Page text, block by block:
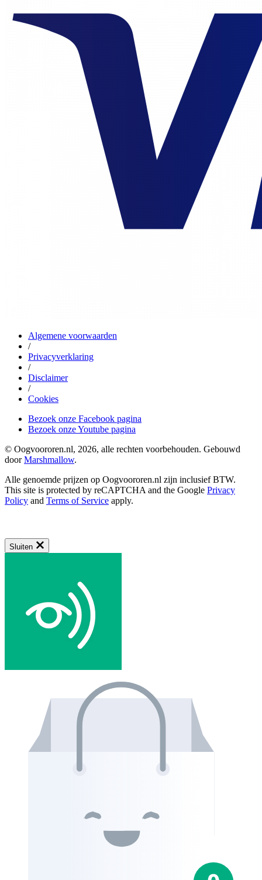
Algemene voorwaarden
/
Privacyverklaring
/
Disclaimer
/
Cookies
Bezoek onze Facebook pagina
Bezoek onze Youtube pagina
© Oogvoororen.nl, 2026, alle rechten voorbehouden. Gebouwd
doorMarshmallow.
Alle genoemde prijzen op Oogvoororen.nl zijn inclusief BTW.
This site is protected by reCAPTCHA and the Google Privacy
Policy and Terms of Service apply.
Sluiten